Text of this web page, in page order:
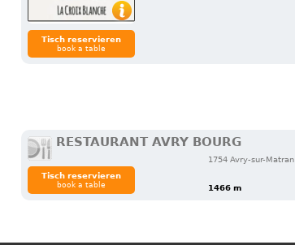
Tisch reservieren
book a table
RESTAURANT AVRY BOURG
1754 Avry-sur-Matran
1466 m
Tisch reservieren
book a table